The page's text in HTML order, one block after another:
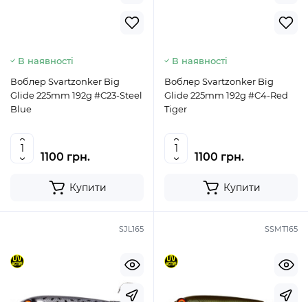
В наявності
Воблер Svartzonker Big
Glide 225mm 192g #C23-Steel
Blue
1100 грн.
Купити
В наявності
Воблер Svartzonker Big
Glide 225mm 192g #C4-Red
Tiger
1100 грн.
Купити
SJL165 SSMT165